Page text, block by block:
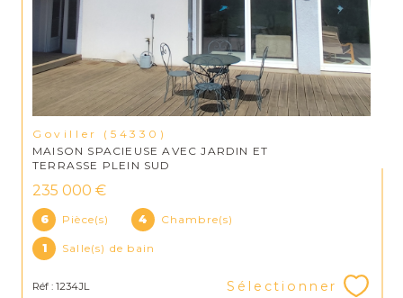
Goviller (54330)
MAISON SPACIEUSE AVEC JARDIN ET
TERRASSE PLEIN SUD
235 000 €
6 Pièce(s) 4 Chambre(s)
1 Salle(s) de bain
Réf : 1234JL Sélectionner